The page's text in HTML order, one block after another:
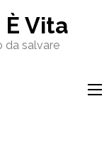
Vita
da salvare